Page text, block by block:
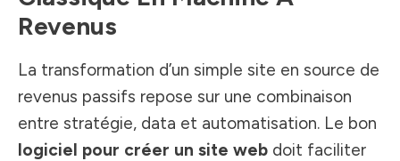
Revenus
La transformation d’un simple site en source de
revenus passifs repose sur une combinaison
entre stratégie, data et automatisation. Le bon
logiciel pour créer un site web doit faciliter